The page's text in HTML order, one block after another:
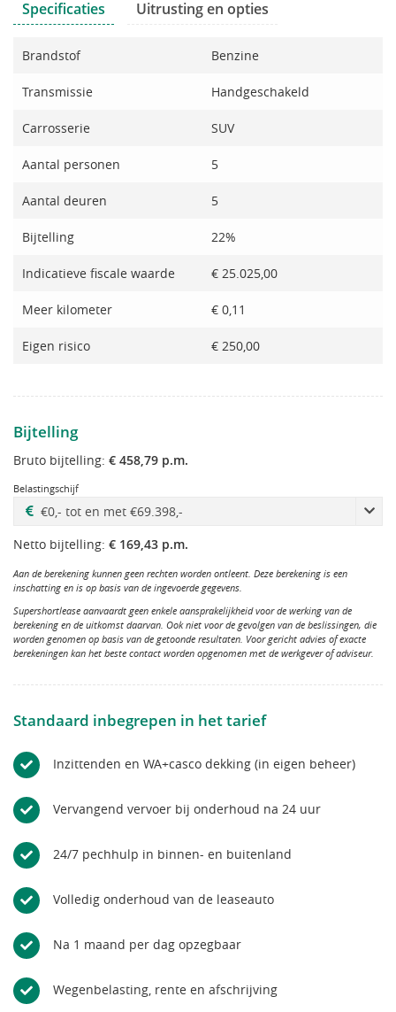
Specificaties Uitrusting en opties
Brandstof Benzine
Transmissie Handgeschakeld
Carrosserie SUV
Aantal personen 5
Aantal deuren 5
Bijtelling 22%
Indicatieve fiscale waarde € 25.025,00
Meer kilometer € 0,11
Eigen risico € 250,00
Bijtelling
Bruto bijtelling: € 458,79 p.m.
Belastingschijf
Netto bijtelling: € 169,43 p.m.
Aan de berekening kunnen geen rechten worden ontleent. Deze berekening is een
inschatting en is op basis van de ingevoerde gegevens.
Supershortlease aanvaardt geen enkele aansprakelijkheid voor de werking van de
berekening en de uitkomst daarvan. Ook niet voor de gevolgen van de beslissingen, die
worden genomen op basis van de getoonde resultaten. Voor gericht advies of exacte
berekeningen kan het beste contact worden opgenomen met de werkgever of adviseur.
Standaard inbegrepen in het tarief
Inzittenden en WA+casco dekking (in eigen beheer)
Vervangend vervoer bij onderhoud na 24 uur
24/7 pechhulp in binnen- en buitenland
Volledig onderhoud van de leaseauto
Na 1 maand per dag opzegbaar
Wegenbelasting, rente en afschrijving